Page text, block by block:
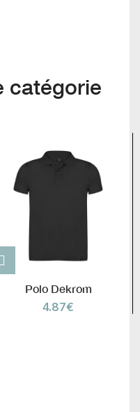
catégorie
Polo Dekrom
4.87€